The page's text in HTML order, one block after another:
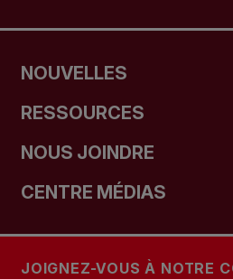
NOUVELLES
RESSOURCES
NOUS JOINDRE
CENTRE MÉDIAS
JOIGNEZ-VOUS À NOTRE